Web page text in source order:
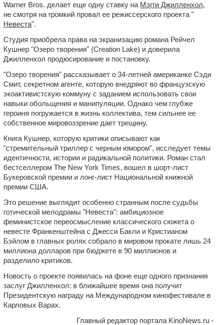
Warner Bros. делает еще одну ставку на Мэгги Джилленхол,
не смотря на громкий провал ее режиссерского проекта "
Невеста".
Студия приобрела права на экранизацию романа Рейчел
Кушнер "Озеро творения" (Creation Lake) и доверила
Джилленхол продюсирование и постановку.
"Озеро творения" рассказывает о 34-летней американке Сэди
Смит, секретном агенте, которую внедряют во французскую
экоактивистскую коммуну с заданием использовать свои
навыки обольщения и манипуляции. Однако чем глубже
героиня погружается в жизнь коллектива, тем сильнее ее
собственное мировоззрение дает трещину.
Книга Кушнер, которую критики описывают как
"стремительный триллер с черным юмором", исследует темы
идентичности, истории и радикальной политики. Роман стал
бестселлером The New York Times, вошел в шорт-лист
Букеровской премии и лонг-лист Национальной книжной
премии США.
Это решение выглядит особенно странным после судьбы
готической мелодрамы "Невеста": амбициозное
феминистское переосмысление классического сюжета о
невесте Франкенштейна с Джесси Бакли и Кристианом
Бэйлом в главных ролях собрало в мировом прокате лишь 24
миллиона долларов при бюджете в 90 миллионов и
разделило критиков.
Новость о проекте появилась на фоне еще одного признания
заслуг Джилленхол: в ближайшее время она получит
Президентскую награду на Международном кинофестивале в
Карловых Варах.
Главный редактор портала KinoNews.ru -